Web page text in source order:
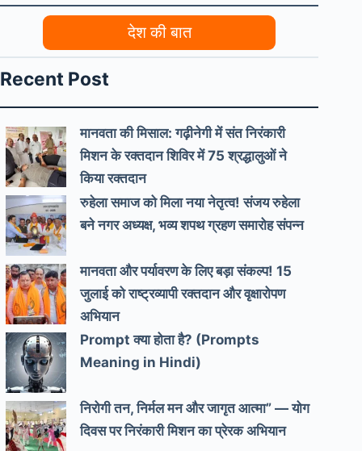
देश की बात
Recent Post
मानवता की मिसाल: गढ़ीनेगी में संत निरंकारी
मिशन के रक्तदान शिविर में 75 श्रद्धालुओं ने
किया रक्तदान
रुहेला समाज को मिला नया नेतृत्व! संजय रुहेला
बने नगर अध्यक्ष, भव्य शपथ ग्रहण समारोह संपन्न
मानवता और पर्यावरण के लिए बड़ा संकल्प! 15
जुलाई को राष्ट्रव्यापी रक्तदान और वृक्षारोपण
अभियान
Prompt क्या होता है? (Prompts
Meaning in Hindi)
निरोगी तन, निर्मल मन और जागृत आत्मा” — योग
दिवस पर निरंकारी मिशन का प्रेरक अभियान